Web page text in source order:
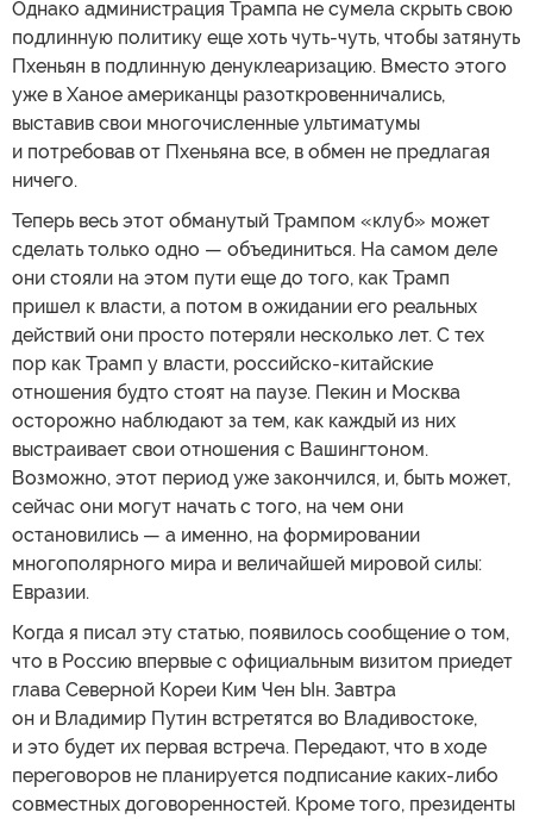
Однако администрация Трампа не сумела скрыть свою
подлинную политику еще хоть чуть-чуть, чтобы затянуть
Пхеньян в подлинную денуклеаризацию. Вместо этого
уже в Ханое американцы разоткровенничались,
выставив свои многочисленные ультиматумы
и потребовав от Пхеньяна все, в обмен не предлагая
ничего.
Теперь весь этот обманутый Трампом «клуб» может
сделать только одно — объединиться. На самом деле
они стояли на этом пути еще до того, как Трамп
пришел к власти, а потом в ожидании его реальных
действий они просто потеряли несколько лет. С тех
пор как Трамп у власти, российско-китайские
отношения будто стоят на паузе. Пекин и Москва
осторожно наблюдают за тем, как каждый из них
выстраивает свои отношения с Вашингтоном.
Возможно, этот период уже закончился, и, быть может,
сейчас они могут начать с того, на чем они
остановились — а именно, на формировании
многополярного мира и величайшей мировой силы:
Евразии.
Когда я писал эту статью, появилось сообщение о том,
что в Россию впервые с официальным визитом приедет
глава Северной Кореи Ким Чен Ын. Завтра
он и Владимир Путин встретятся во Владивостоке,
и это будет их первая встреча. Передают, что в ходе
переговоров не планируется подписание каких-либо
совместных договоренностей. Кроме того, президенты